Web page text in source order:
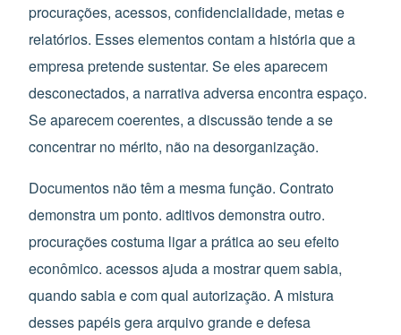
procurações, acessos, confidencialidade, metas e
relatórios. Esses elementos contam a história que a
empresa pretende sustentar. Se eles aparecem
desconectados, a narrativa adversa encontra espaço.
Se aparecem coerentes, a discussão tende a se
concentrar no mérito, não na desorganização.
Documentos não têm a mesma função. Contrato
demonstra um ponto. aditivos demonstra outro.
procurações costuma ligar a prática ao seu efeito
econômico. acessos ajuda a mostrar quem sabia,
quando sabia e com qual autorização. A mistura
desses papéis gera arquivo grande e defesa